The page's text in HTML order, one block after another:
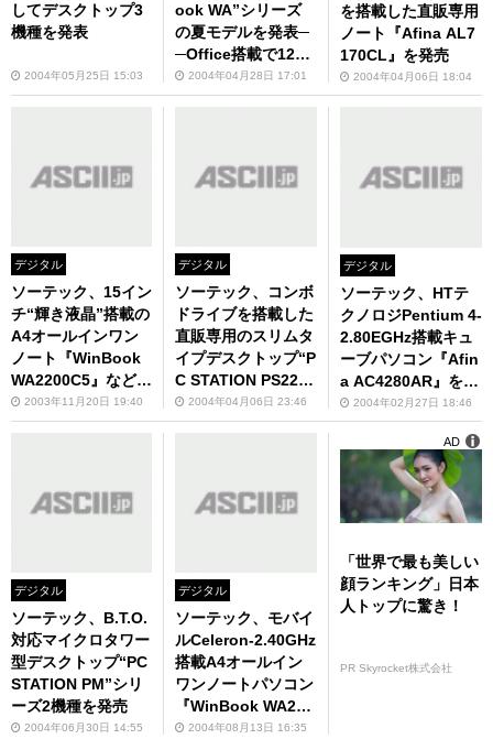
してデスクトップ3
機種を発表
2004年05月25日 15:03
ook WA”シリーズ
の夏モデルを発表─
─Office搭載で12万
9800円
2004年04月28日 17:01
を搭載した直販専用
ノート『Afina AL7
170CL』を発売
2004年04月06日 18:04
デジタル
ソーテック、15イン
チ“輝き液晶”搭載の
A4オールインワン
ノート『WinBook
WA2200C5』など2
機種を発表
2003年11月20日 19:40
デジタル
ソーテック、コンボ
ドライブを搭載した
直販専用のスリムタ
イプデスクトップ“P
C STATION PS225
0”を発売
2004年04月06日 23:46
デジタル
ソーテック、HTテ
クノロジPentium 4-
2.80EGHz搭載キュ
ーブパソコン『Afin
a AC4280AR』を発
売――“PC STATIO
N PV”の春モデルも
2004年02月27日 18:46
デジタル
ソーテック、B.T.O.
対応マイクロタワー
型デスクトップ“PC
STATION PM”シリ
ーズ2機種を発売
2004年06月30日 14:55
デジタル
ソーテック、モバイ
ルCeleron-2.40GHz
搭載A4オールイン
ワンノートパソコン
『WinBook WA224
0C4』を発表
2004年08月13日 16:35
「世界で最も美しい
顔ランキング」日本
人トップに驚き！
PR Skyrocket株式会社
AD